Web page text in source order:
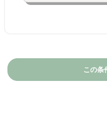
この条